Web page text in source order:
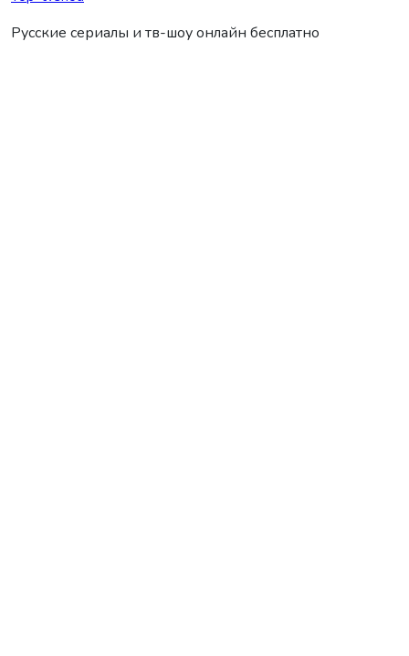
Русские сериалы и тв-шоу онлайн бесплатно